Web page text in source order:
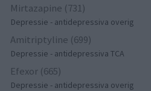
Mirtazapine (731)
Depressie - antidepressiva overig
Amitriptyline (699)
Depressie - antidepressiva TCA
Efexor (665)
Depressie - antidepressiva overig